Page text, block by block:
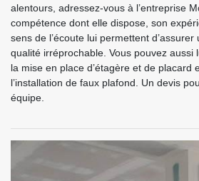
alentours, adressez-vous à l’entreprise
compétence dont elle dispose, son
sens de l’écoute lui permettent d’assurer
qualité irréprochable. Vous pouvez aussi
la mise en place d’étagère et de placard
l’installation de faux plafond. Un devis
équipe.